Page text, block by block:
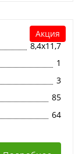
Акция
8,4х11,7
1
3
85
64